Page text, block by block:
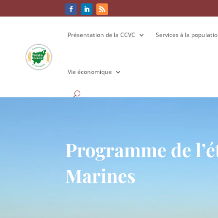
Présentation de la CCVC Services à la
Vie économique
Présentation de la CCVC Services à la
Vie économique
Programme de
Marines